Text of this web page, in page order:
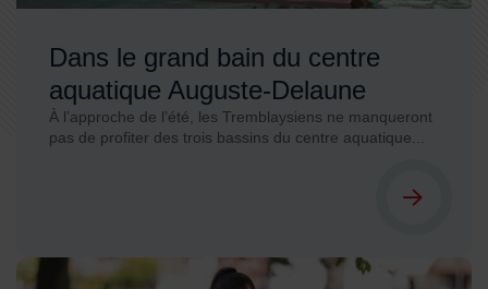
Dans le grand bain du centre
aquatique Auguste-Delaune
À l’approche de l’été, les Tremblaysiens ne manqueront
pas de profiter des trois bassins du centre aquatique...